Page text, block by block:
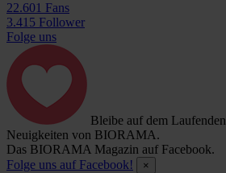
22.601 Fans
3.415 Follower
Folge uns
Bleibe auf dem
Neuigkeiten von BIORAMA.
Das BIORAMA Magazin auf Facebook.
Folge uns auf Facebook!
×